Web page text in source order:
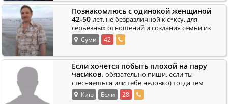
Познакомлюсь с одинокой женщиной
42-50 лет, не безразличной к с*ксу, для
серьезных отношений и создания семьи из
города Сумы. .
Суми 42
Если хочется побыть плохой на пару
часиков. обязательно пиши. если ты
стесняешься или тебе неловко) тогда тем
более пиши;) я не угрюмый и быстренько
выведу обще.
Київ Если 28